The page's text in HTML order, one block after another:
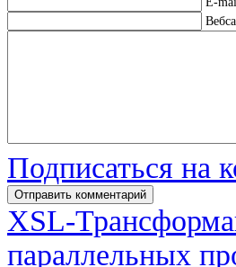
Подписаться на
XSL-
параллельных